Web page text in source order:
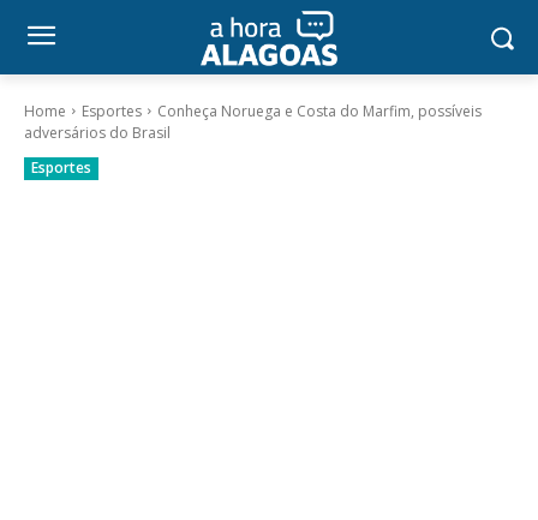
Home Esportes
Conheça Noruega e Costa do Marfim, possíveis
adversários do Brasil
Esportes